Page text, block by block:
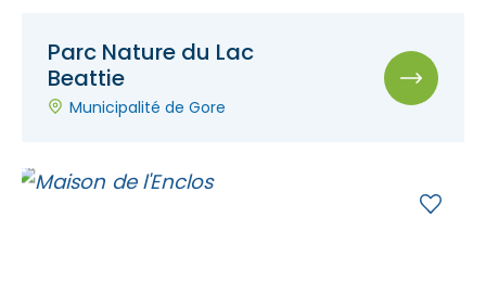
Parc Nature du Lac
Beattie
Municipalité de Gore